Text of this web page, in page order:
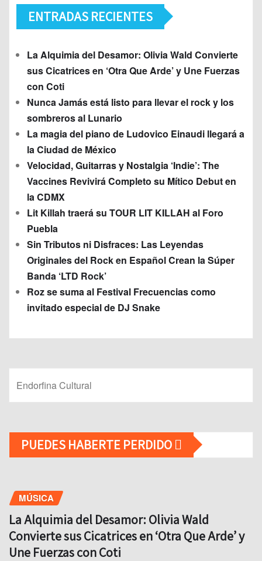
ENTRADAS RECIENTES
La Alquimia del Desamor: Olivia Wald Convierte
sus Cicatrices en ‘Otra Que Arde’ y Une Fuerzas
con Coti
Nunca Jamás está listo para llevar el rock y los
sombreros al Lunario
La magia del piano de Ludovico Einaudi llegará a
la Ciudad de México
Velocidad, Guitarras y Nostalgia ‘Indie’: The
Vaccines Revivirá Completo su Mítico Debut en
la CDMX
Lit Killah traerá su TOUR LIT KILLAH al Foro
Puebla
Sin Tributos ni Disfraces: Las Leyendas
Originales del Rock en Español Crean la Súper
Banda ‘LTD Rock’
Roz se suma al Festival Frecuencias como
invitado especial de DJ Snake
Endorfina Cultural
PUEDES HABERTE PERDIDO
MÚSICA
La Alquimia del Desamor: Olivia Wald
Convierte sus Cicatrices en ‘Otra Que Arde’ y
Une Fuerzas con Coti